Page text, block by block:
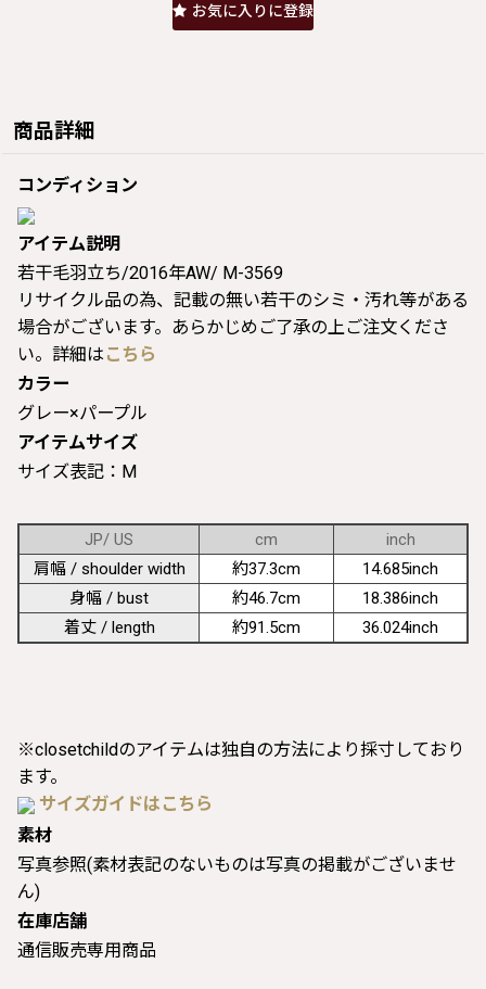
お気に入りに登録
商品詳細
コンディション
アイテム説明
若干毛羽立ち/2016年AW/ M-3569
リサイクル品の為、記載の無い若干のシミ・汚れ等がある
場合がございます。あらかじめご了承の上ご注文くださ
い。詳細は こちら
カラー
グレー×パープル
アイテムサイズ
サイズ表記：M
JP/ US cm
inch
肩幅 / shoulder width
約37.3cm
14.685inch
身幅 / bust
約46.7cm
18.386inch
着丈 / length
約91.5cm 36.024inch
※closetchildのアイテムは独自の方法により採寸しており
ます。
サイズガイドはこちら
素材
写真参照(素材表記のないものは写真の掲載がございませ
ん)
在庫店舗
通信販売専用商品